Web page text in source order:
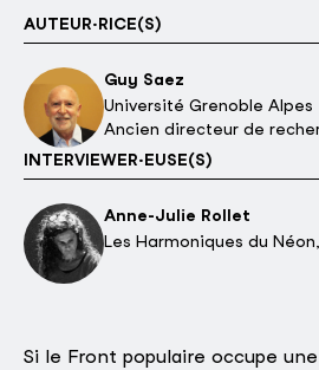
AUTEUR·RICE(S)
Guy Saez
Université Grenoble Alpes
Ancien directeur de
INTERVIEWER·EUSE(S)
Anne-Julie Rollet
Les Harmoniques du
Si le Front populaire occupe